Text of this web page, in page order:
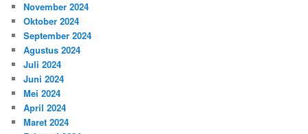
November 2024
Oktober 2024
September 2024
Agustus 2024
Juli 2024
Juni 2024
Mei 2024
April 2024
Maret 2024